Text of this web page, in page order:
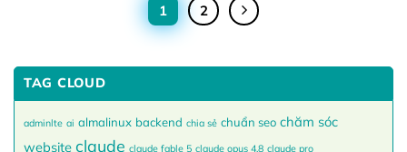
1 2
TAG CLOUD
adminlte ai almalinux backend chia sẻ chuẩn seo chăm sóc
website claude claude fable 5 claude opus 4.8 claude pro